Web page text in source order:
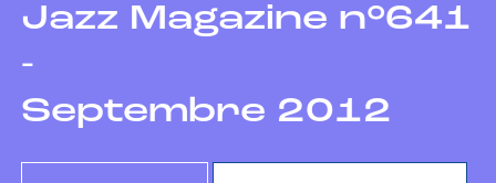
Jazz Magazine n°641
-
Septembre 2012